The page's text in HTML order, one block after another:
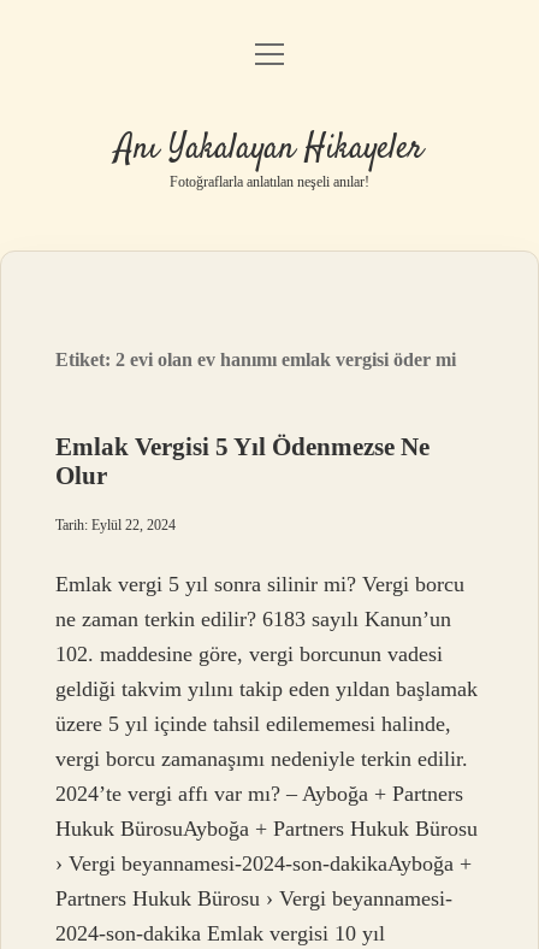
Anasayfa
Yasal Uyarı
menüyü
Anı Yakalayan Hikayeler
Fotoğraflarla anlatılan neşeli anılar!
Etiket:2 evi olan ev hanımı emlak vergisi öder mi
Emlak Vergisi 5 Yıl Ödenmezse Ne
Olur
Tarih: Eylül 22, 2024
Emlak vergi 5 yıl sonra silinir mi? Vergi borcu
ne zaman terkin edilir? 6183 sayılı Kanun’un
102. maddesine göre, vergi borcunun vadesi
geldiği takvim yılını takip eden yıldan başlamak
üzere 5 yıl içinde tahsil edilememesi halinde,
vergi borcu zamanaşımı nedeniyle terkin edilir.
2024’te vergi affı var mı? – Ayboğa + Partners
Hukuk BürosuAyboğa + Partners Hukuk Bürosu
› Vergi beyannamesi-2024-son-dakikaAyboğa +
Partners Hukuk Bürosu › Vergi beyannamesi-
2024-son-dakika Emlak vergisi 10 yıl